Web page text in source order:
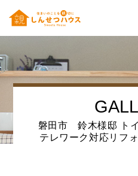
磐田市 鈴木様邸 ト
テレワーク対応リフ